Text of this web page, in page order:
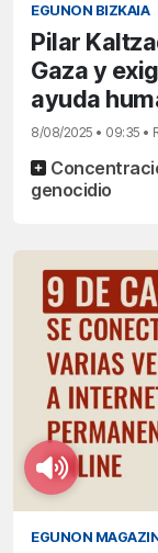
EGUNON BIZKAIA
Pilar
Gaza y
ayuda
8/08/2025 • 09:35 •
genocidio
EGUNON